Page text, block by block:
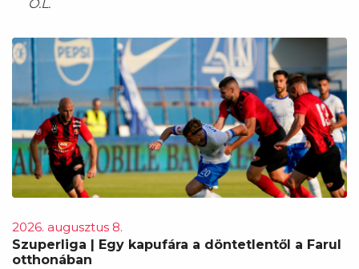
O.L.
2026. augusztus 8.
Szuperliga | Egy kapufára a döntetlentől a Farul
otthonában